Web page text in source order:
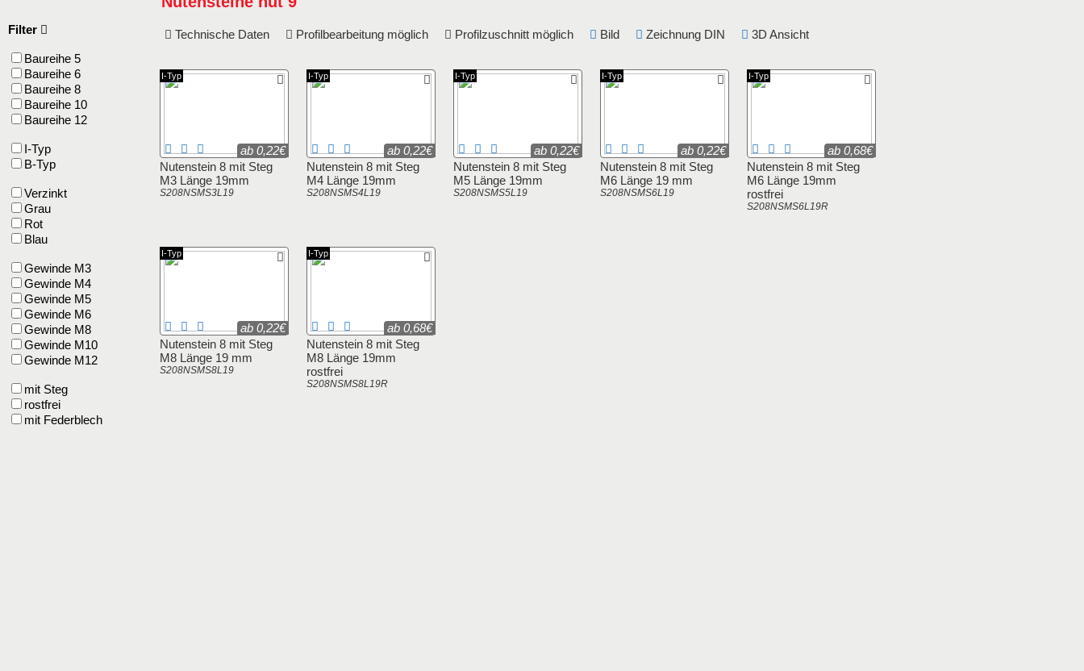
Technische Daten Profilbearbeitung möglich Profilzuschnitt möglich Bild Zeichnung DIN 3D Ansicht
Nutenstein 8 mit Steg
M3 Länge 19mm
S208NSMS3L19
ab 0,22€
I-Typ
Nutenstein 8 mit Steg
M4 Länge 19mm
S208NSMS4L19
ab 0,22€
I-Typ
Nutenstein 8 mit Steg
M5 Länge 19mm
S208NSMS5L19
ab 0,22€
I-Typ
Nutenstein 8 mit Steg
M6 Länge 19 mm
S208NSMS6L19
ab 0,22€
I-Typ
Nutenstein 8 mit Steg
M6 Länge 19mm
rostfrei
S208NSMS6L19R
ab 0,68€
I-Typ
Nutenstein 8 mit Steg
M8 Länge 19 mm
S208NSMS8L19
ab 0,22€
I-Typ
Nutenstein 8 mit Steg
M8 Länge 19mm
rostfrei
S208NSMS8L19R
ab 0,68€
I-Typ
Filter
Baureihe 5
Baureihe 6
Baureihe 8
Baureihe 10
Baureihe 12
I-Typ
B-Typ
Verzinkt
Grau
Rot
Blau
Gewinde M3
Gewinde M4
Gewinde M5
Gewinde M6
Gewinde M8
Gewinde M10
Gewinde M12
mit Steg
rostfrei
mit Federblech